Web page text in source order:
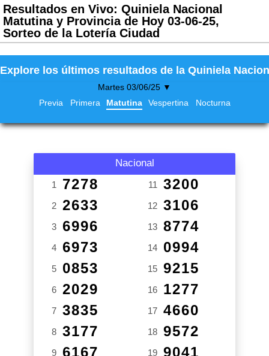
Resultados en Vivo: Quiniela Nacional
Matutina y Provincia de Hoy 03-06-25,
Sorteo de la Lotería Ciudad
Explore los últimos resultados de la Quiniela
Martes 03/06/25 ▼
Previa
Primera Matutina Vespertina Nocturna
Nacional
1 7278
2 2633
3 6996
4 6973
5 0853
6 2029
7 3835
8 3177
9 6167
11 3200
12 3106
13 8774
14 0994
15 9215
16 1277
17 4660
18 9572
19 9041